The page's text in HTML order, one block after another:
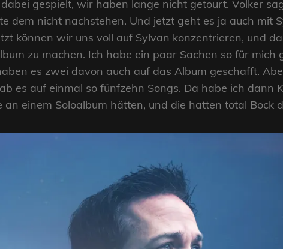
gespielt, wir haben lange nicht getourt. Volker
dem nicht nachstehen. Und jetzt geht es ja auch mit
können wir uns voll auf Sylvan konzentrieren, und
zu machen. Ich habe ein paar Sachen so für
es zwei davon auch auf das Album geschafft.
es auf einmal so fünfzehn Songs. Da habe ich dann
an einem Soloalbum hätten, und die hatten total Bock